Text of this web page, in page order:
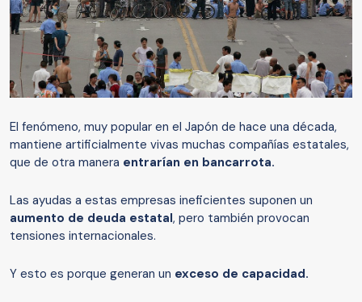
El fenómeno, muy popular en el Japón de hace una década,
mantiene artificialmente vivas muchas compañías estatales,
que de otra manera entrarían en bancarrota.
Las ayudas a estas empresas ineficientes suponen un
aumento de deuda estatal, pero también provocan
tensiones internacionales.
Y esto es porque generan un exceso de capacidad.